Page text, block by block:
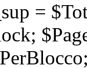
=